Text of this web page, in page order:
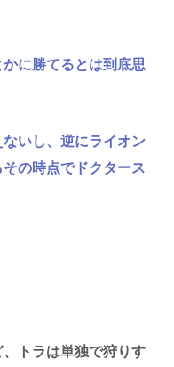
に勝てるとは到底思
いし、逆にライオン
の時点でドクタース
トラは単独で狩りす